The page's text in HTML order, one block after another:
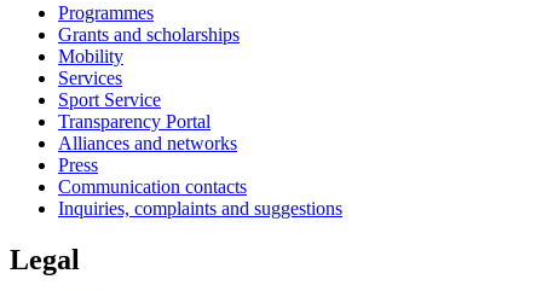
Programmes
Grants and scholarships
Mobility
Services
Sport Service
Transparency Portal
Alliances and networks
Press
Communication contacts
Inquiries, complaints and suggestions
Legal